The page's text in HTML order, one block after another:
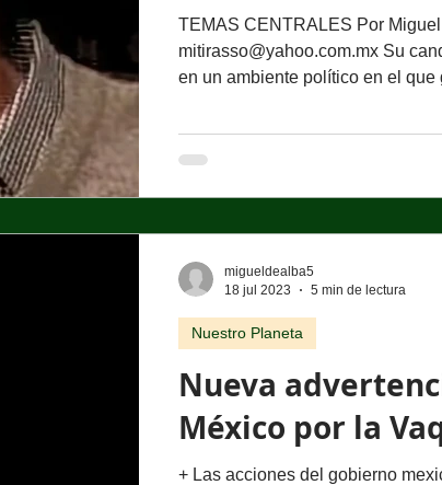
TEMAS CENTRALES Por
mitirasso@yahoo.com.mx Su
en un ambiente político en el que
Nueva
México por la
+ Las acciones del gobierno
Nuestro Planeta
migueldealba5
18 jul 2023
5 min de lectura